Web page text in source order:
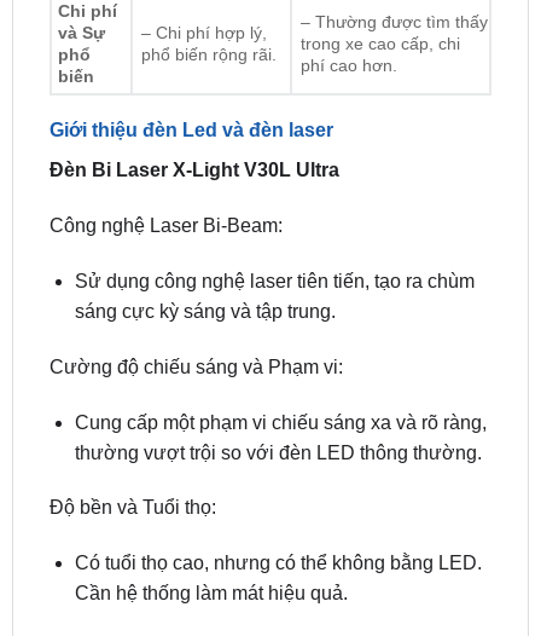
Chi phí
và Sự
phổ
biến
– Chi phí hợp lý,
phổ biến rộng rãi.
– Thường được tìm thấy
trong xe cao cấp, chi
phí cao hơn.
Giới thiệu đèn Led và đèn laser
Đèn Bi Laser X-Light V30L Ultra
Công nghệ Laser Bi-Beam:
Sử dụng công nghệ laser tiên tiến, tạo ra chùm
sáng cực kỳ sáng và tập trung.
Cường độ chiếu sáng và Phạm vi:
Cung cấp một phạm vi chiếu sáng xa và rõ ràng,
thường vượt trội so với đèn LED thông thường.
Độ bền và Tuổi thọ:
Có tuổi thọ cao, nhưng có thể không bằng LED.
Cần hệ thống làm mát hiệu quả.